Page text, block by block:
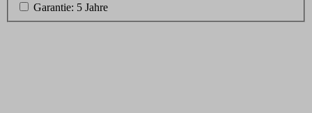
Garantie: 5 Jahre